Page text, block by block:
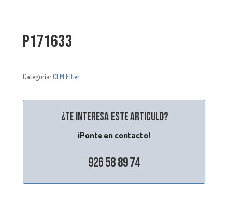
P171633
Categoría: CLM Filter
¿Te interesa este articulo?
¡Ponte en contacto!
926 58 89 74